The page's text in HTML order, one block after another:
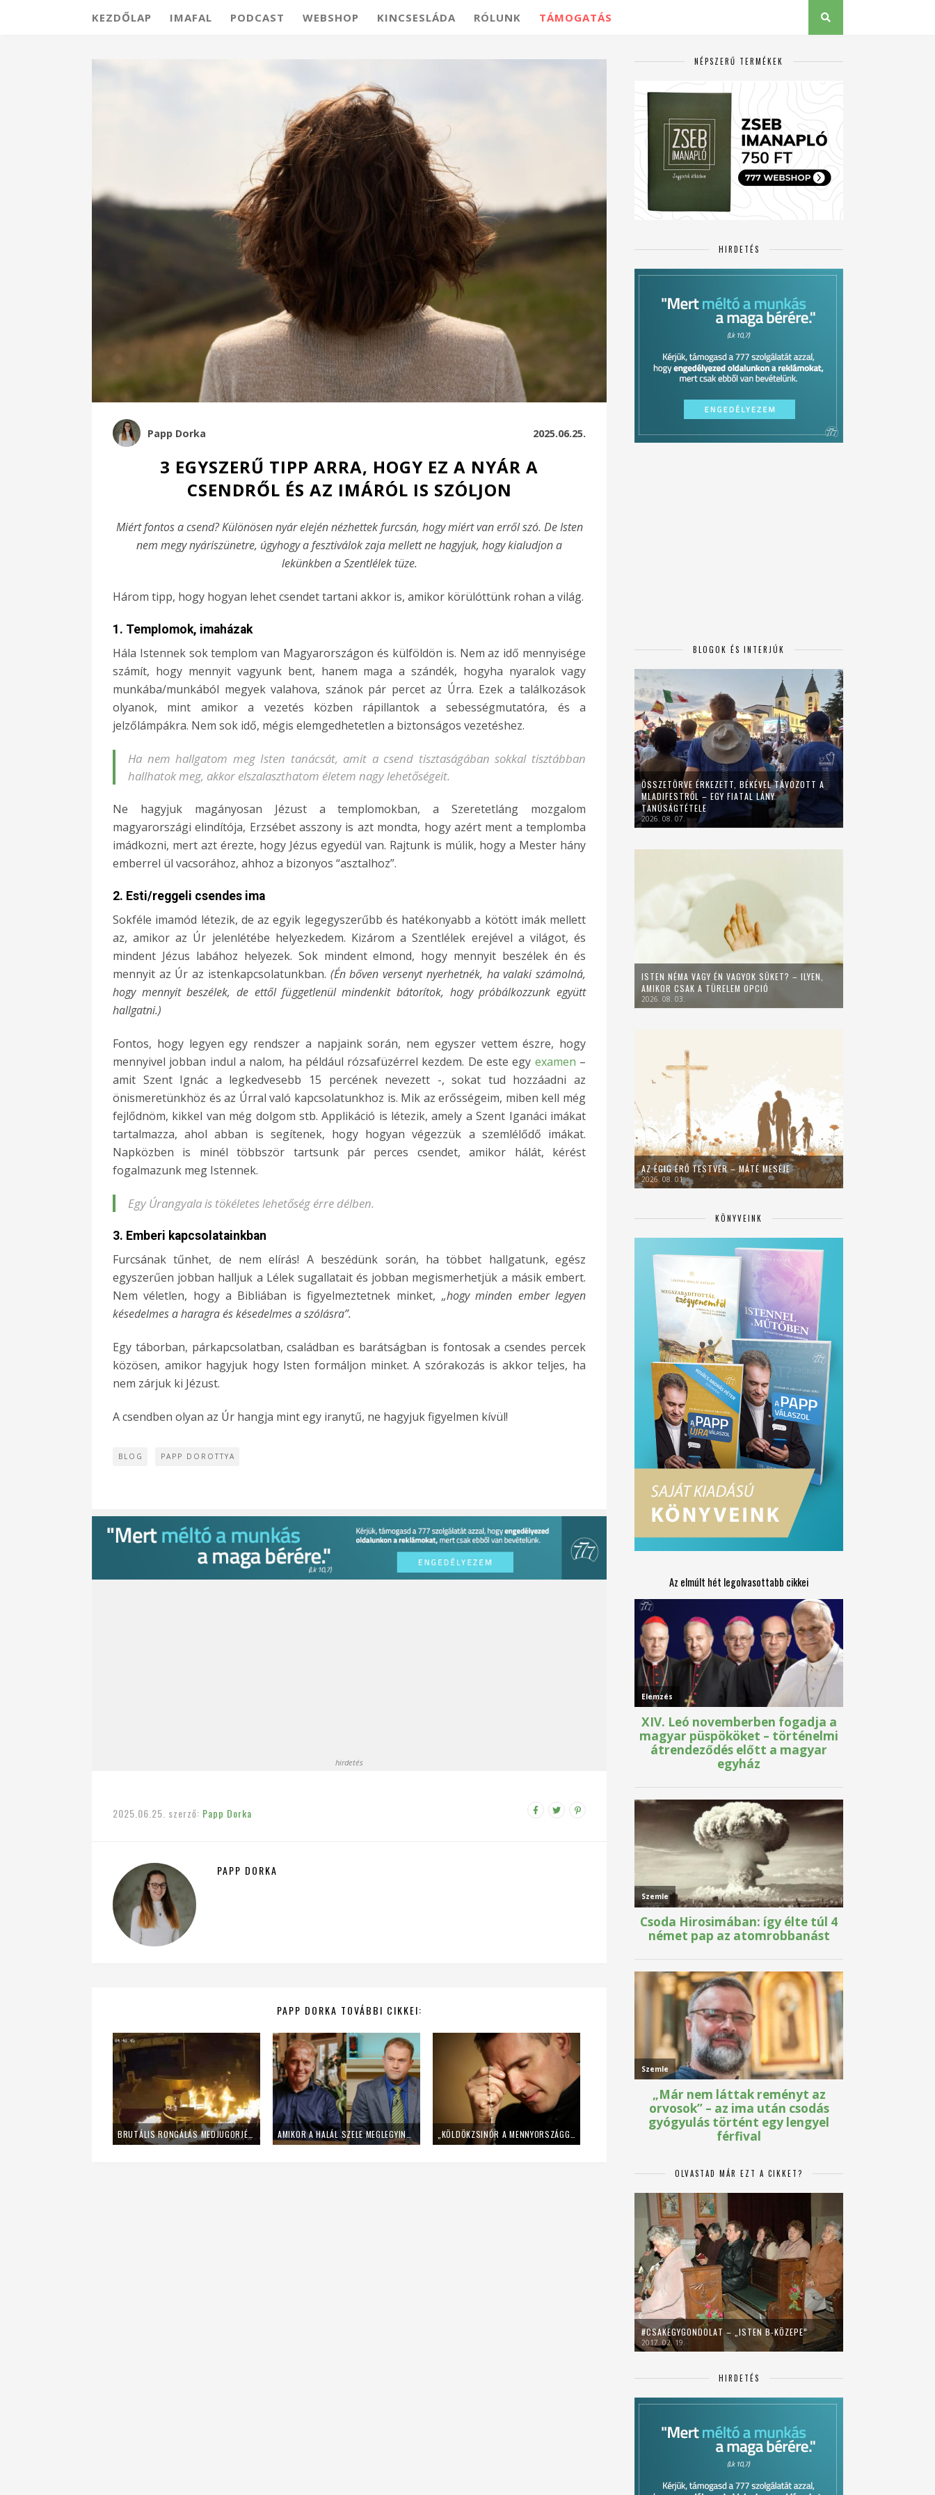
KEZDŐLAP IMAFAL PODCAST WEBSHOP KINCSESLÁDA RÓLUNK TÁMOGATÁS
Papp Dorka 2025.06.25.
3 EGYSZERŰ TIPP ARRA, HOGY EZ A NYÁR A
CSENDRŐL ÉS AZ IMÁRÓL IS SZÓLJON
Miért fontos a csend? Különösen nyár elején nézhettek furcsán, hogy miért van erről szó. De Isten
nem megy nyáriszünetre, úgyhogy a fesztiválok zaja mellett ne hagyjuk, hogy kialudjon a
lekünkben a Szentlélek tüze.
Három tipp, hogy hogyan lehet csendet tartani akkor is, amikor körülóttünk rohan a világ.
1. Templomok, imaházak
Hála Istennek sok templom van Magyarországon és külföldön is. Nem az idő mennyisége
számít, hogy mennyit vagyunk bent, hanem maga a szándék, hogyha nyaralok vagy
munkába/munkából megyek valahova, szánok pár percet az Úrra. Ezek a találkozások
olyanok, mint amikor a vezetés közben rápillantok a sebességmutatóra, és a
jelzőlámpákra. Nem sok idő, mégis elemgedhetetlen a biztonságos vezetéshez.
Ha nem hallgatom meg Isten tanácsát, amit a csend tisztaságában sokkal tisztábban
hallhatok meg, akkor elszalaszthatom életem nagy lehetőségeit.
Ne hagyjuk magányosan Jézust a templomokban, a Szeretetláng mozgalom
magyarországi elindítója, Erzsébet asszony is azt mondta, hogy azért ment a templomba
imádkozni, mert azt érezte, hogy Jézus egyedül van. Rajtunk is múlik, hogy a Mester hány
emberrel ül vacsorához, ahhoz a bizonyos “asztalhoz”.
2. Esti/reggeli csendes ima
Sokféle imamód létezik, de az egyik legegyszerűbb és hatékonyabb a kötött imák mellett
az, amikor az Úr jelenlétébe helyezkedem. Kizárom a Szentlélek erejével a világot, és
mindent Jézus labához helyezek. Sok mindent elmond, hogy mennyit beszélek én és
mennyit az Úr az istenkapcsolatunkban. (Én bőven versenyt nyerhetnék, ha valaki számolná,
hogy mennyit beszélek, de ettől függetlenül mindenkit bátorítok, hogy próbálkozzunk együtt
hallgatni.)
Fontos, hogy legyen egy rendszer a napjaink során, nem egyszer vettem észre, hogy
mennyivel jobban indul a nalom, ha például rózsafüzérrel kezdem. De este egy examen –
amit Szent Ignác a legkedvesebb 15 percének nevezett -, sokat tud hozzáadni az
önismeretünkhöz és az Úrral való kapcsolatunkhoz is. Mik az erősségeim, miben kell még
fejlődnöm, kikkel van még dolgom stb. Applikáció is létezik, amely a Szent Iganáci imákat
tartalmazza, ahol abban is segítenek, hogy hogyan végezzük a szemlélődő imákat.
Napközben is minél többször tartsunk pár perces csendet, amikor hálát, kérést
fogalmazunk meg Istennek.
Egy Úrangyala is tökéletes lehetőség érre délben.
3. Emberi kapcsolatainkban
Furcsának tűnhet, de nem elírás! A beszédünk során, ha többet hallgatunk, egész
egyszerűen jobban halljuk a Lélek sugallatait és jobban megismerhetjük a másik embert.
Nem véletlen, hogy a Bibliában is figyelmeztetnek minket, ,,hogy minden ember legyen
késedelmes a haragra és késedelmes a szólásra”.
Egy táborban, párkapcsolatban, családban es barátságban is fontosak a csendes percek
közösen, amikor hagyjuk hogy Isten formáljon minket. A szórakozás is akkor teljes, ha
nem zárjuk ki Jézust.
A csendben olyan az Úr hangja mint egy iranytű, ne hagyjuk figyelmen kívül!
BLOG PAPP DOROTTYA
hirdetés
2025.06.25. szerző: Papp Dorka
PAPP DORKA
PAPP DORKA TOVÁBBI CIKKEI:
AMIKOR A HALÁL SZELE MEGLEGYINT – LACKFI JÁNOS ÉS SIPOS JÓZSEF A HALÁLKÖZELI ÉLMÉNYEIKRŐL
NÉPSZERŰ TERMÉKEK
HIRDETÉS
BLOGOK ÉS INTERJÚK
ÖSSZETÖRVE ÉRKEZETT, BÉKÉVEL TÁVOZOTT A
MLADIFESTRŐL – EGY FIATAL LÁNY
TANÚSÁGTÉTELE
2026. 08. 07.
ISTEN NÉMA VAGY ÉN VAGYOK SÜKET? – ILYEN,
AMIKOR CSAK A TÜRELEM OPCIÓ
2026. 08. 03.
AZ ÉGIG ÉRŐ TESTVÉR – MÁTÉ MESÉJE
2026. 08. 01.
KÖNYVEINK
Az elmúlt hét legolvasottabb cikkei
OLVASTAD MÁR EZT A CIKKET?
#CSAKEGYGONDOLAT – „ISTEN B-KÖZEPE”
2017. 02. 19.
HIRDETÉS